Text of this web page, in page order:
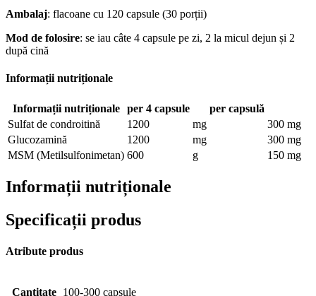
Ambalaj: flacoane cu 120 capsule (30 porții)
Mod de folosire: se iau câte 4 capsule pe zi, 2 la micul dejun și 2
după cină
Informații nutriționale
Informații nutriționale per 4 capsule
per capsulă
Sulfat de condroitină
1200 mg 300 mg
Glucozamină
1200 mg 300 mg
MSM (Metilsulfonimetan) 600 g 150 mg
Informații nutriționale
Specificații produs
Atribute produs
Cantitate 100-300 capsule